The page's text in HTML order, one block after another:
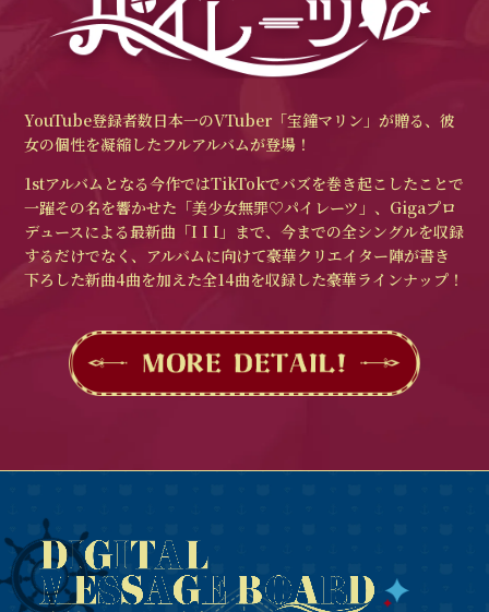
YouTube登録者数日本一のVTuber「宝鐘マリン」が贈る、彼
女の個性を凝縮したフルアルバムが登場！
1stアルバムとなる今作ではTikTokでバズを巻き起こしたことで
⼀躍その名を響かせた「美少⼥無罪♡パイレーツ」、Gigaプロ
デュースによる最新曲「I I I」まで、今までの全シングルを収録
するだけでなく、アルバムに向けて豪華クリエイター陣が書き
下ろした新曲4曲を加えた全14曲を収録した豪華ラインナップ！